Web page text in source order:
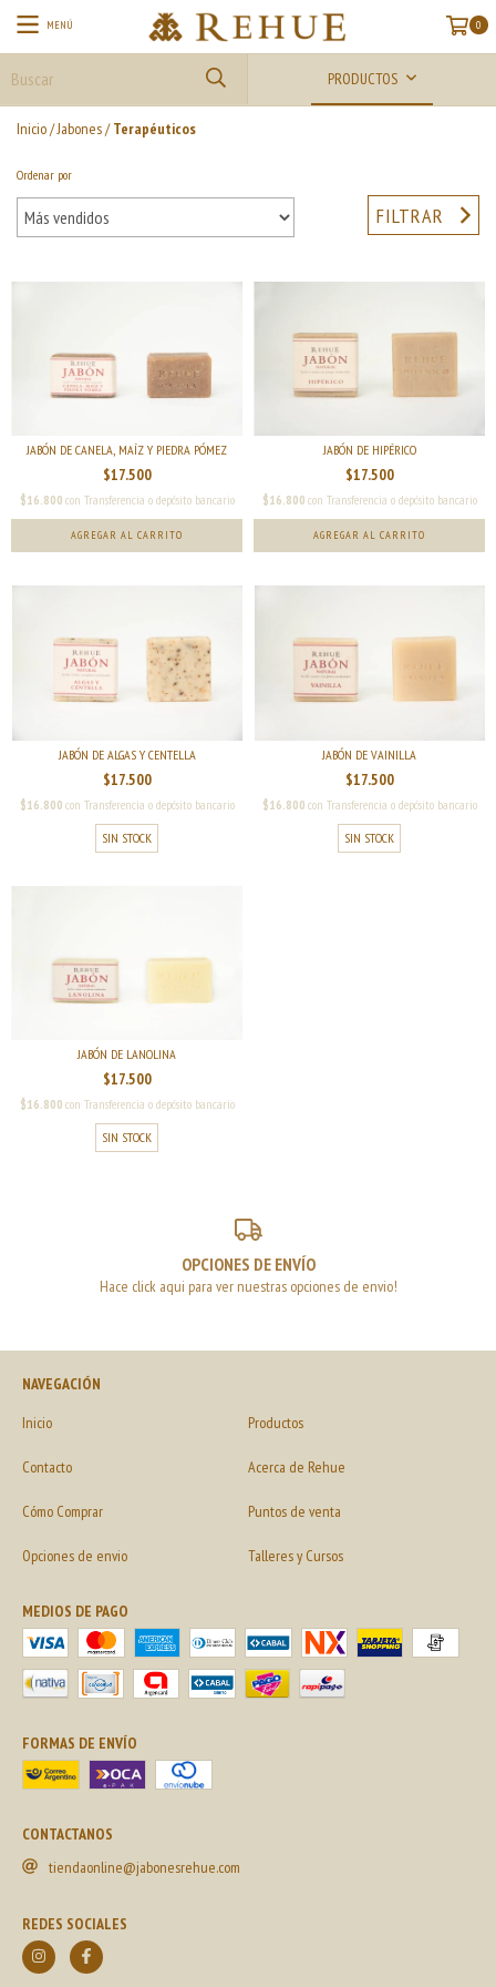
MENÚ 0
PRODUCTOS
Inicio/Jabones/ Terapéuticos
Ordenar por
FILTRAR
JABÓN DE CANELA, MAÍZ Y PIEDRA PÓMEZ
$17.500
$16.800 con Transferencia o depósito bancario
AGREGAR AL CARRITO
JABÓN DE HIPÉRICO
$17.500
$16.800 con Transferencia o depósito bancario
JABÓN DE ALGAS Y CENTELLA
$17.500
$16.800 con Transferencia o depósito bancario
SIN STOCK
JABÓN DE VAINILLA
$17.500
$16.800 con Transferencia o depósito bancario
SIN STOCK
JABÓN DE LANOLINA
$17.500
$16.800 con Transferencia o depósito bancario
SIN STOCK
OPCIONES DE ENVÍO
Hace click aqui para ver nuestras opciones de envio!
NAVEGACIÓN
Inicio
Productos
Contacto Acerca de Rehue
Cómo Comprar Puntos de venta
Opciones de envio Talleres y Cursos
MEDIOS DE PAGO
FORMAS DE ENVÍO
CONTACTANOS
tiendaonline@jabonesrehue.com
REDES SOCIALES